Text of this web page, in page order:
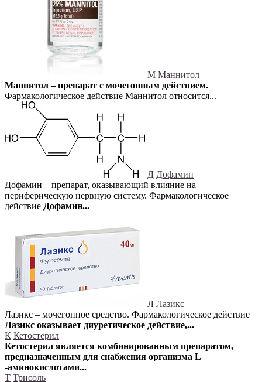
М Маннитол
Маннитол – препарат с мочегонным действием.
Фармакологическое действие Маннитол относится...
Д Дофамин
Дофамин – препарат, оказывающий влияние на
периферическую нервную систему. Фармакологическое
действие Дофамин...
Л Лазикс
Лазикс – мочегонное средство. Фармакологическое действие
Лазикс оказывает диуретическое действие,...
К Кетостерил
Кетостерил является комбинированным препаратом,
предназначенным для снабжения организма L
-аминокислотами...
Т Трисоль